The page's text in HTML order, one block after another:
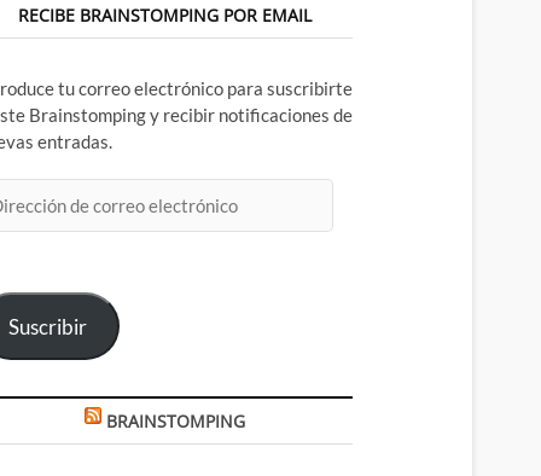
RECIBE BRAINSTOMPING POR EMAIL
tu correo electrónico para suscribirte
Brainstomping y recibir notificaciones de
entradas.
Suscribir
BRAINSTOMPING